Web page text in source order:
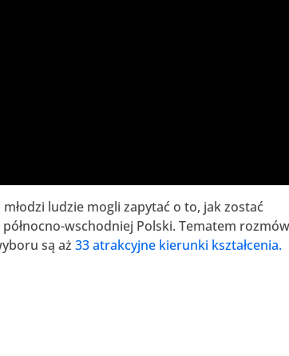
ludzie mogli zapytać o to, jak zostać
wschodniej Polski. Tematem
są aż33 atrakcyjne kierunki kształcenia.